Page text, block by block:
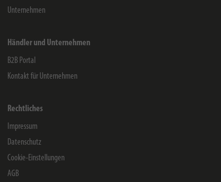
Unternehmen
Händler und Unternehmen
B2B Portal
Kontakt für Unternehmen
Rechtliches
Impressum
Datenschutz
Cookie-Einstellungen
AGB